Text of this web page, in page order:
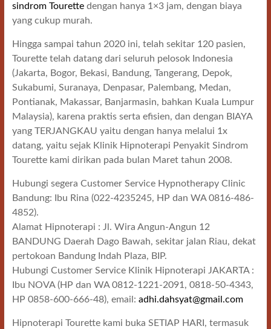
sindrom Tourettedengan hanya 1×3 jam, dengan biaya
yang cukup murah.
Hingga sampai tahun 2020 ini, telah sekitar 120 pasien,
Tourette telah datang dari seluruh pelosok Indonesia
(Jakarta, Bogor, Bekasi, Bandung, Tangerang, Depok,
Sukabumi, Suranaya, Denpasar, Palembang, Medan,
Pontianak, Makassar, Banjarmasin, bahkan Kuala Lumpur
Malaysia), karena praktis serta efisien, dan dengan BIAYA
yang TERJANGKAU yaitu dengan hanya melalui 1x
datang, yaitu sejak Klinik Hipnoterapi Penyakit Sindrom
Tourette kami dirikan pada bulan Maret tahun 2008.
Hubungi segera Customer Service Hypnotherapy Clinic
Bandung: Ibu Rina (022-4235245, HP dan WA 0816-486-
4852).
Alamat Hipnoterapi : Jl. Wira Angun-Angun 12
BANDUNG Daerah Dago Bawah, sekitar jalan Riau, dekat
pertokoan Bandung Indah Plaza, BIP.
Hubungi Customer Service Klinik Hipnoterapi JAKARTA :
Ibu NOVA (HP dan WA 0812-1221-2091, 0818-50-4343,
HP 0858-600-666-48), email: adhi.dahsyat@gmail.com
Hipnoterapi Tourette kami buka SETIAP HARI, termasuk